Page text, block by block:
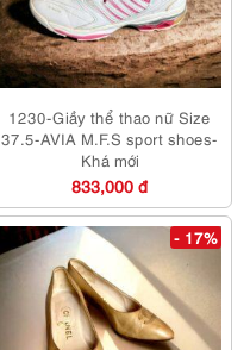
1230-Giầy thể thao nữ Size
37.5-AVIA M.F.S sport shoes-
Khá mới
833,000 đ
- 17%